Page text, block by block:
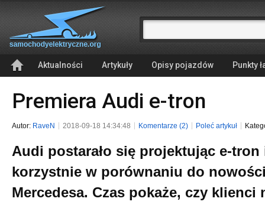
Aktualności Artykuły Opisy pojazdów Punkty
Premiera Audi e-tron
Autor: RaveN 2018-09-18 14:34:48 Komentarze (2) Poleć artykuł
Audi postarało się projektując e-tron
korzystnie w porównaniu do
Mercedesa. Czas pokaże, czy klienci